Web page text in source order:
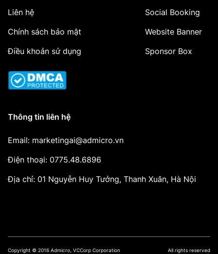
Liên hệ
Chính sách bảo mật
Điều khoản sử dụng
Social Booking
Website Banner
Sponsor Box
Thông tin liên hệ
Email: marketingai@admicro.vn
Điện thoại: 0775.48.6896
Địa chỉ: 01 Nguyễn Huy Tưởng, Thanh Xuân, Hà Nội
Copyright © 2016 Admicro, VCCorp Corporation All rights reserved